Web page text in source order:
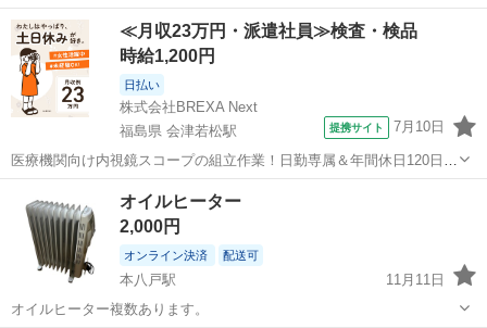
わり暖かいのがいいご家庭にお勧めです。 使用、2年 赤ちゃんが大き
くなったので出品します。 引取りに来れる方希望 #オイルヒーター #
デロ...
青森 八戸市 本八戸駅 季節、空調家電 デロンギ
≪月収23万円・派遣社員≫検査・検品
時給1,200円
日払い
株式会社BREXA Next
福島県 会津若松駅
提携サイト 7月10日
医療機関向け内視鏡スコープの組立作業！日勤専属＆年間休日120日
★◎20代～40代の男女活躍中！送迎あり！マイカー通勤OK◎無料駐車
場あり★日払いあり◎空調完備で快適作業！《福島県会津若松市》 人
気の工場のお仕事 ◇医療機...
会津若松市 会津若松駅
オイルヒーター
2,000円
オンライン決済 配送可
本八戸駅
11月11日
オイルヒーター複数あります。